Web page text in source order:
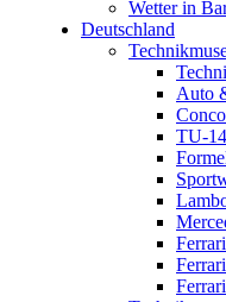
Ferrari - F40
Ferrari - F50
Technikmuseum
Technikmuseum
Boing 747-230
MI-24 HIND
F-4 Phantom
F-15 Eagle
Olympiapark
Allianz-Arena
Point alpha
Point Alpha -
Wetter in
Deutschland
Auto
TU-